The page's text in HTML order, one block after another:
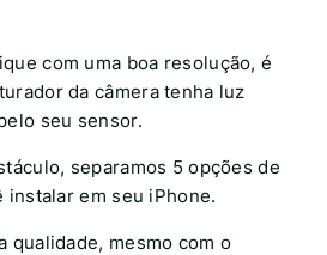
com uma boa resolução, é
da câmera tenha luz
seu sensor.
separamos 5 opções de
instalar em seu iPhone.
qualidade, mesmo com o